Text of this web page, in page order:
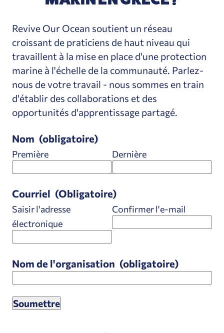
Revive Our Ocean soutient un réseau
croissant de praticiens de haut niveau qui
travaillent à la mise en place d'une protection
marine à l'échelle de la communauté. Parlez-
nous de votre travail - nous sommes en train
d'établir des collaborations et des
opportunités d'apprentissage partagé.
Nom (obligatoire)
Première Dernière
Courriel (Obligatoire)
Saisir l'adresse
électronique
Confirmer l'e-mail
Nom de l'organisation (obligatoire)